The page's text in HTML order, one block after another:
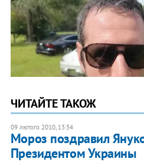
ЧИТАЙТЕ ТАКОЖ
09 лютого 2010, 13:34
Мороз поздравил
Президентом Украины